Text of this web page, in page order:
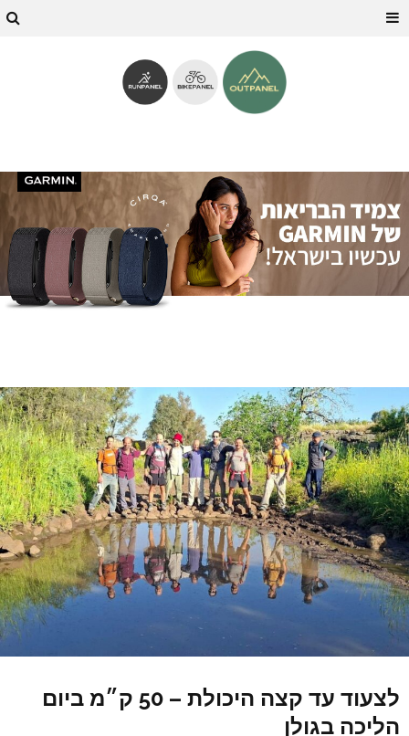
לצעוד עד קצה היכולת – 50 ק״מ ביום
הליכה בגולן